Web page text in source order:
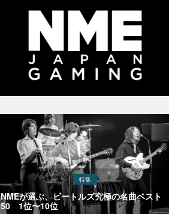
特集
NMEが選ぶ、ビートルズ究極の名曲ベスト
50 1位〜10位